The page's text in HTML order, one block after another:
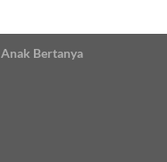
Anak Bertanya